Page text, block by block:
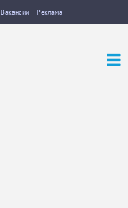
Вакансии Реклама